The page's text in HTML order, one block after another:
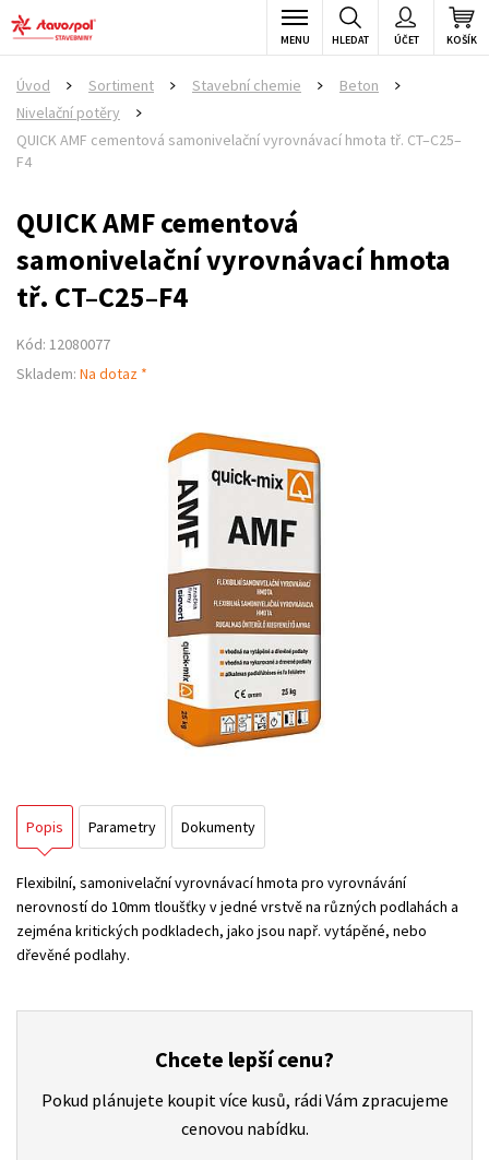
KOŠÍK
ÚČET
HLEDAT
MENU
Úvod Sortiment Stavební chemie Beton
Nivelační potěry
QUICK AMF cementová samonivelační vyrovnávací hmota tř. CT–C25–
F4
QUICK AMF cementová
samonivelační vyrovnávací hmota
tř. CT–C25–F4
Kód: 12080077
Skladem: Na dotaz *
Popis Parametry Dokumenty
Flexibilní, samonivelační vyrovnávací hmota pro vyrovnávání
nerovností do 10mm tloušťky v jedné vrstvě na různých podlahách a
zejména kritických podkladech, jako jsou např. vytápěné, nebo
dřevěné podlahy.
Chcete lepší cenu?
Pokud plánujete koupit více kusů, rádi Vám zpracujeme
cenovou nabídku.